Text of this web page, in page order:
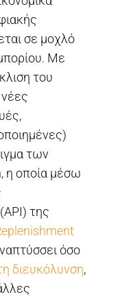
σε μοχλό
Με
του
των
η οποία μέσω
της
όσο
διευκόλυνση,